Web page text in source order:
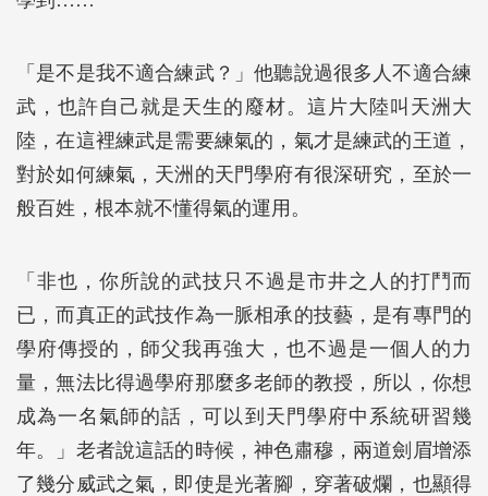
「是不是我不適合練武？」他聽說過很多人不適合練
武，也許自己就是天生的廢材。這片大陸叫天洲大
陸，在這裡練武是需要練氣的，氣才是練武的王道，
對於如何練氣，天洲的天門學府有很深研究，至於一
般百姓，根本就不懂得氣的運用。
「非也，你所說的武技只不過是市井之人的打鬥而
已，而真正的武技作為一脈相承的技藝，是有專門的
學府傳授的，師父我再強大，也不過是一個人的力
量，無法比得過學府那麼多老師的教授，所以，你想
成為一名氣師的話，可以到天門學府中系統研習幾
年。」老者說這話的時候，神色肅穆，兩道劍眉增添
了幾分威武之氣，即使是光著腳，穿著破爛，也顯得